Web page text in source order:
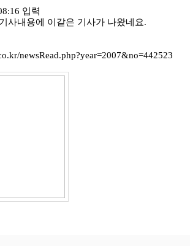
입력
사내용에 이같은 기사가 나왔네요.
newsRead.php?year=2007&no=442523